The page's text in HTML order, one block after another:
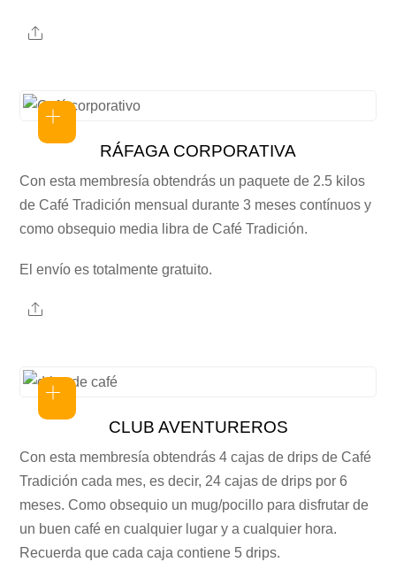
Share
RÁFAGA CORPORATIVA
Con esta membresía obtendrás un paquete de 2.5 kilos
de Café Tradición mensual durante 3 meses contínuos y
como obsequio media libra de Café Tradición.
El envío es totalmente gratuito.
Share
CLUB AVENTUREROS
Con esta membresía obtendrás 4 cajas de drips de Café
Tradición cada mes, es decir, 24 cajas de drips por 6
meses. Como obsequio un mug/pocillo para disfrutar de
un buen café en cualquier lugar y a cualquier hora.
Recuerda que cada caja contiene 5 drips.